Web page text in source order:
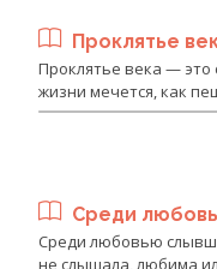
Проклятье
Проклятье века — это
жизни мечется, как
Среди
Среди любовью
не слышала, любима